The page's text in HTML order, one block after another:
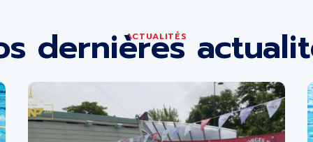
ACTUALITÉS
dernières